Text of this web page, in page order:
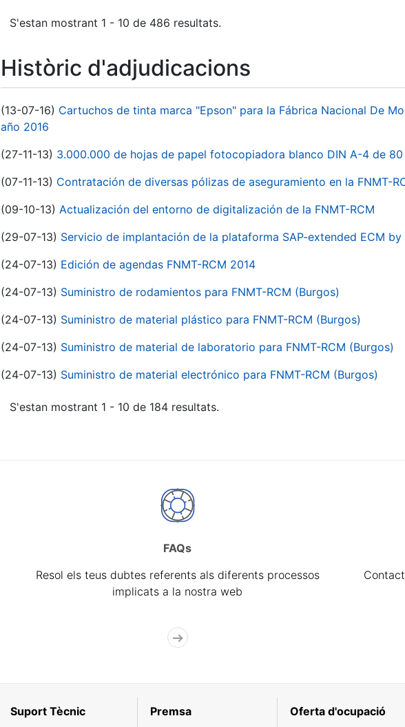
S'estan mostrant 1 - 10 de 486 resultats.
Històric d'adjudicacions
(13-07-16) Cartuchos de tinta marca "Epson" para la Fábrica Nacional De
año 2016
(27-11-13) 3.000.000 de hojas de papel fotocopiadora blanco DIN A-4 de 80
(07-11-13) Contratación de diversas pólizas de aseguramiento en la FNMT-
(09-10-13) Actualización del entorno de digitalización de la FNMT-RCM
(29-07-13) Servicio de implantación de la plataforma SAP-extended ECM by
(24-07-13) Edición de agendas FNMT-RCM 2014
(24-07-13) Suministro de rodamientos para FNMT-RCM (Burgos)
(24-07-13) Suministro de material plástico para FNMT-RCM (Burgos)
(24-07-13) Suministro de material de laboratorio para FNMT-RCM (Burgos)
(24-07-13) Suministro de material electrónico para FNMT-RCM (Burgos)
S'estan mostrant 1 - 10 de 184 resultats.
FAQs
Resol els teus dubtes referents als diferents processos
implicats a la nostra web
Suport Tècnic Premsa Oferta d'ocupació